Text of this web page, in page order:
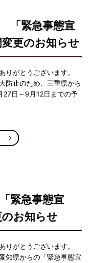
「緊急事態宣
更のお知らせ
りがとうございます。
防止のため、三重県から
27日～9月12日までの予
緊急事態宣
お知らせ
りがとうございます。
知県からの「緊急事態宣